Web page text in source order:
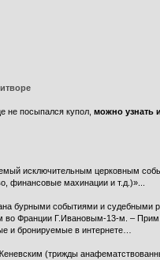
не посыпался купол, можно узнать
исключительным церковным
финансовые махинации и т.д.)»...
бурными событиями и судебными
во Франции Г.Ивановым-13-м. –
и бронируемые в интернете…
(трижды